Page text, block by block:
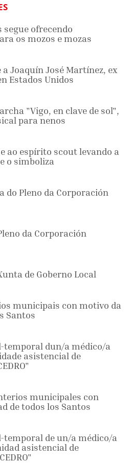
segue ofrecendo
os mozos e mozas
Joaquín José Martínez, ex
Estados Unidos
"Vigo, en clave de sol",
para nenos
ao espírito scout levando a
o simboliza
do Pleno da Corporación
da Corporación
de Goberno Local
municipais con motivo da
Santos
dun/a médico/a
asistencial de
municipales con
de todos los Santos
de un/a médico/a
asistencial de